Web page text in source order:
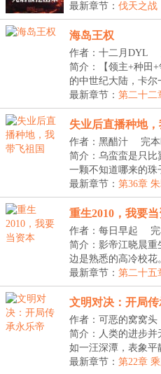
爱...
最新章节： 伐天之战
海岛王权
作者：十二月DYL
简介：【领主+种田
的中世纪大陆，卡
牌。...
最新章节： 第二十二
失业后直播种地
作者：黑醋汁
完
简介：乌蛮蛮是只比
一颗不知道哪来的
力...
最新章节： 第36章
重生2010，我要
作者：每日早起
简介：影帝江晓晨
边是熟悉的高冷校花
线...
最新章节： 第二十五
文明对决：开局
作者：可恶的窝窝头
简介：人类的进步并
如一汪深潭，表象
缓...
最新章节： 第22章 乘